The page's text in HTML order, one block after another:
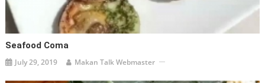
Seafood Coma
July 29, 2019 Makan Talk Webmaster